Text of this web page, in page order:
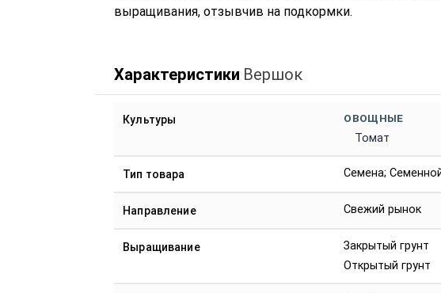
выращивания, отзывчив на подкормки.
Характеристики Вершок
Культуры ОВОЩНЫЕ
Томат
Тип товара Семена;
Направление Свежий рынок
Выращивание
Закрытый грунт
Открытый грунт